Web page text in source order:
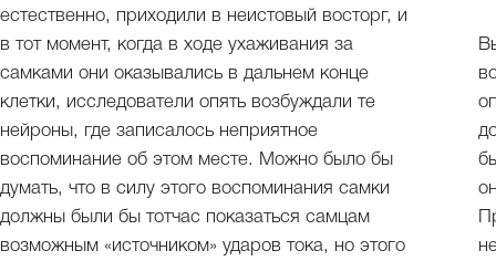
естественно, приходили в неистовый восторг, и
в тот момент, когда в ходе ухаживания за
самками они оказывались в дальнем конце
клетки, исследователи опять возбуждали те
нейроны, где записалось неприятное
воспоминание об этом месте. Можно было бы
думать, что в силу этого воспоминания самки
должны были бы тотчас показаться самцам
возможным «источником» ударов тока, но этого